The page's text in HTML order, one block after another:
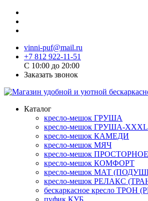
vinni-puf@mail.ru
+7 812 922-11-51
C 10:00 до 20:00
Заказать звонок
Каталог
кресло-мешок ГРУША
кресло-мешок ГРУША-XXXL
кресло-мешок КАМЕДИ
кресло-мешок МЯЧ
кресло-мешок ПРОСТОРНОЕ
кресло-мешок КОМФОРТ
кресло-мешок МАТ
кресло-мешок РЕЛАКС
бескаркасное кресло ТРОН
пуфик КУБ